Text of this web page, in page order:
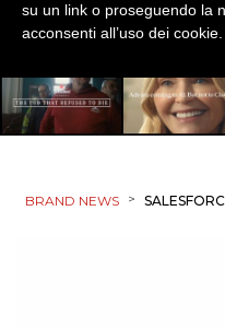
BRAND NEWS >
su un link o proseguendo la
acconsenti all’uso dei cookie.